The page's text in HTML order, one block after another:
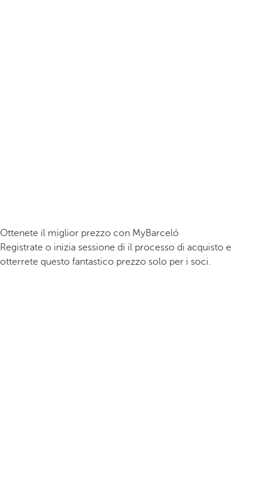
Ottenete il miglior prezzo con MyBarceló
Registrate o inizia sessione di il processo di acquisto e
otterrete questo fantastico prezzo solo per i soci.